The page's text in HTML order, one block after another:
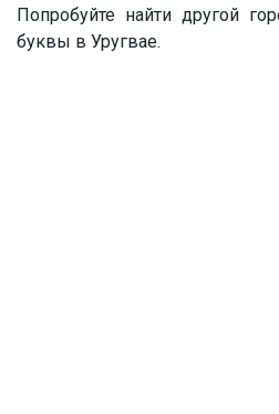
Попробуйте найти другой
буквы в Уругвае.